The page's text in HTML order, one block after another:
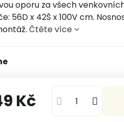
oporu za všech
56D x 42Š x 100V cm.
Čtěte více
Kč